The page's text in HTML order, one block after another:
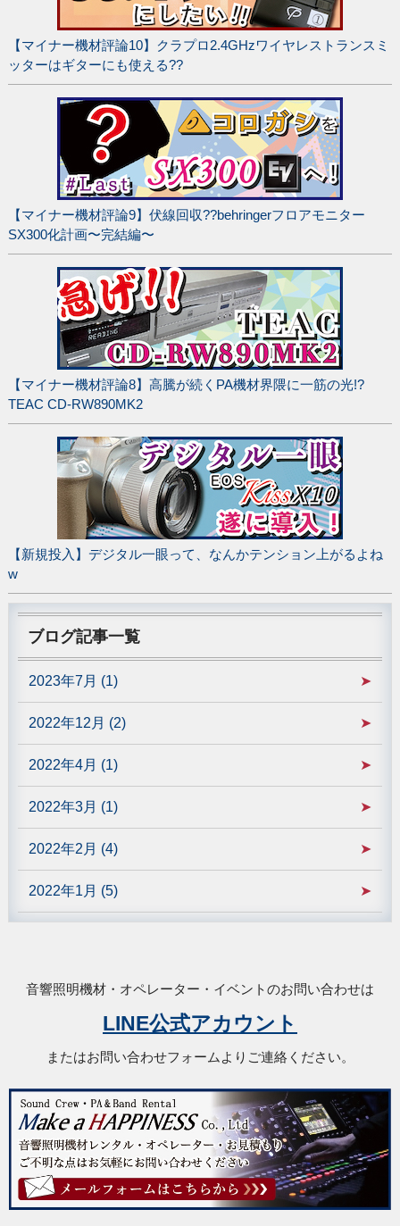
【マイナー機材評論10】クラプロ2.4GHzワイヤレストランスミ
ッターはギターにも使える??
【マイナー機材評論9】伏線回収??behringerフロアモニター
SX300化計画〜完結編〜
【マイナー機材評論8】高騰が続くPA機材界隈に一筋の光!?
TEAC CD-RW890MK2
【新規投入】デジタル一眼って、なんかテンション上がるよね
w
ブログ記事一覧
2023年7月 (1)
2022年12月 (2)
2022年4月 (1)
2022年3月 (1)
2022年2月 (4)
2022年1月 (5)
音響照明機材・オペレーター・イベントのお問い合わせは
LINE公式アカウント
またはお問い合わせフォームよりご連絡ください。